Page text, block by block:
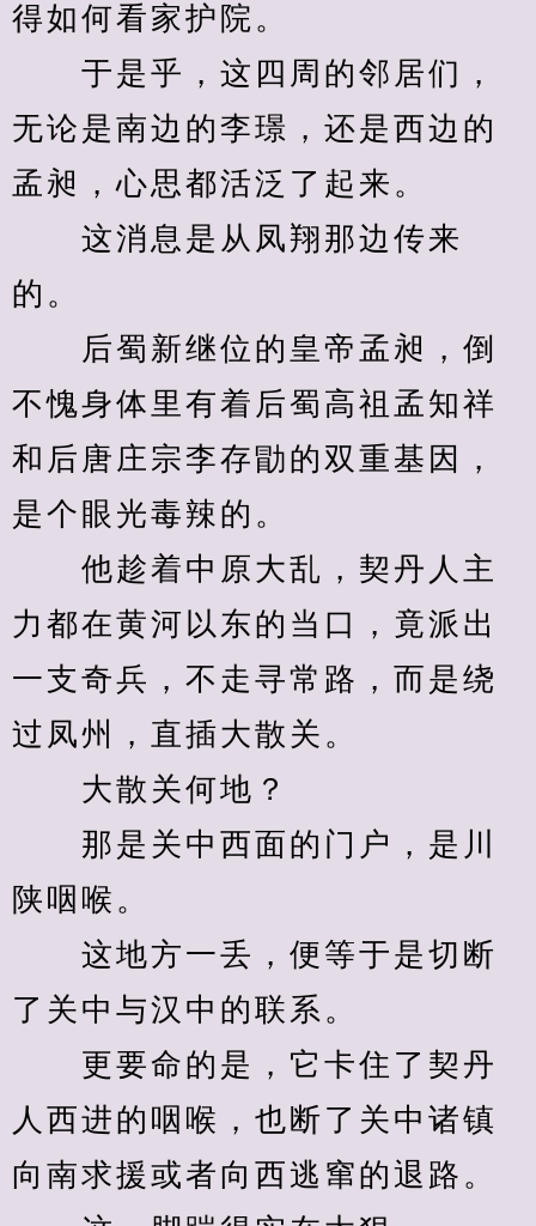
得如何看家护院。
于是乎，这四周的邻居们，
无论是南边的李璟，还是西边的
孟昶，心思都活泛了起来。
这消息是从凤翔那边传来
的。
后蜀新继位的皇帝孟昶，倒
不愧身体里有着后蜀高祖孟知祥
和后唐庄宗李存勖的双重基因，
是个眼光毒辣的。
他趁着中原大乱，契丹人主
力都在黄河以东的当口，竟派出
一支奇兵，不走寻常路，而是绕
过凤州，直插大散关。
大散关何地？
那是关中西面的门户，是川
陕咽喉。
这地方一丢，便等于是切断
了关中与汉中的联系。
更要命的是，它卡住了契丹
人西进的咽喉，也断了关中诸镇
向南求援或者向西逃窜的退路。